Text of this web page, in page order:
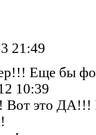
21:49
Еще бы
10:39
Вот это ДА!!!